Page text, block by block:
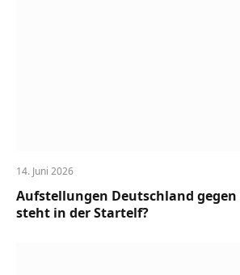
14. Juni 2026
Aufstellungen Deutschland gegen
steht in der Startelf?